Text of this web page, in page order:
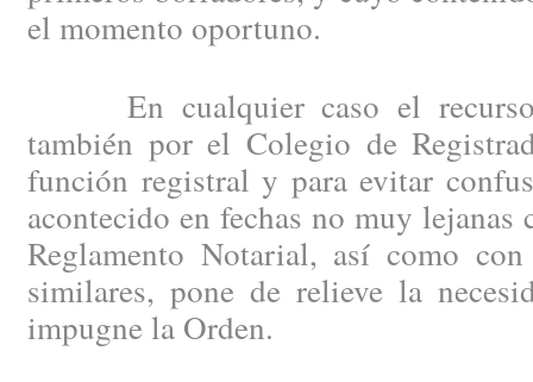
el momento oportuno.
En cualquier caso el recurso
también por el Colegio de
función registral y para evitar
acontecido en fechas no muy
Reglamento Notarial, así como
similares, pone de relieve la
impugne la Orden.